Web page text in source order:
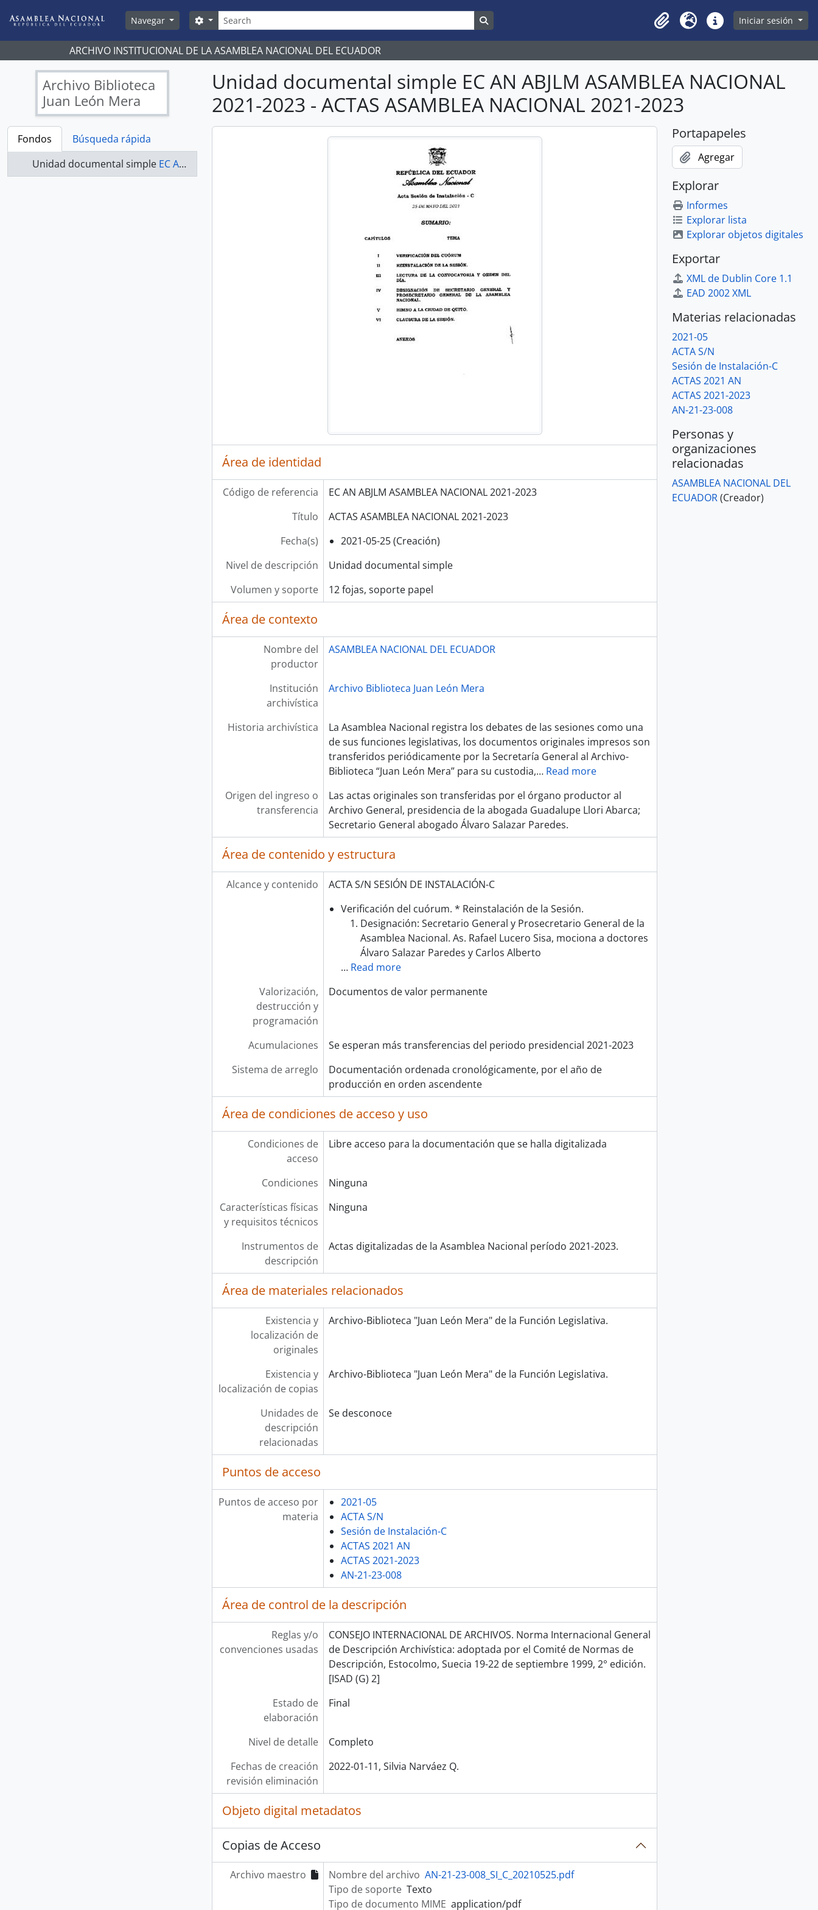
Navegar
Búsqueda
Search options
Clipboard
Idioma Enlaces rápidos
Iniciar sesión
ARCHIVO INSTITUCIONAL DE LA ASAMBLEA NACIONAL DEL ECUADOR
Archivo Biblioteca
Juan León Mera
Fondos
Búsqueda rápida
Unidad documental simple EC AN ABJLM ASAMBLEA NACIONAL 2021-2023 - ACTAS ASAMBLEA NACIONAL 2021-2023
Unidad documental simple EC AN ABJLM ASAMBLEA NACIONAL
2021-2023 - ACTAS ASAMBLEA NACIONAL 2021-2023
Área de identidad
Código de referencia
EC AN ABJLM ASAMBLEA NACIONAL 2021-2023
Título
ACTAS ASAMBLEA NACIONAL 2021-2023
Fecha(s)
2021-05-25 (Creación)
Nivel de descripción
Unidad documental simple
Volumen y soporte
12 fojas, soporte papel
Área de contexto
Nombre del
productor
ASAMBLEA NACIONAL DEL ECUADOR
Institución
archivística
Archivo Biblioteca Juan León Mera
Historia archivística
La Asamblea Nacional registra los debates de las sesiones como una
de sus funciones legislativas, los documentos originales impresos son
transferidos periódicamente por la Secretaría General al Archivo-
Biblioteca “Juan León Mera” para su custodia,… Read more
Origen del ingreso o
transferencia
Las actas originales son transferidas por el órgano productor al
Archivo General, presidencia de la abogada Guadalupe Llori Abarca;
Secretario General abogado Álvaro Salazar Paredes.
Área de contenido y estructura
Alcance y contenido
ACTA S/N SESIÓN DE INSTALACIÓN-C
Verificación del cuórum. * Reinstalación de la Sesión.
Designación: Secretario General y Prosecretario General de la
Asamblea Nacional. As. Rafael Lucero Sisa, mociona a doctores
Álvaro Salazar Paredes y Carlos Alberto
… Read more
Valorización,
destrucción y
programación
Documentos de valor permanente
Acumulaciones
Se esperan más transferencias del periodo presidencial 2021-2023
Sistema de arreglo
Documentación ordenada cronológicamente, por el año de
producción en orden ascendente
Área de condiciones de acceso y uso
Condiciones de
acceso
Libre acceso para la documentación que se halla digitalizada
Condiciones
Ninguna
Características físicas
y requisitos técnicos
Ninguna
Instrumentos de
descripción
Actas digitalizadas de la Asamblea Nacional período 2021-2023.
Área de materiales relacionados
Existencia y
localización de
originales
Archivo-Biblioteca "Juan León Mera" de la Función Legislativa.
Existencia y
localización de copias
Archivo-Biblioteca "Juan León Mera" de la Función Legislativa.
Unidades de
descripción
relacionadas
Se desconoce
Puntos de acceso
Puntos de acceso por
materia
2021-05
ACTA S/N
Sesión de Instalación-C
ACTAS 2021 AN
ACTAS 2021-2023
AN-21-23-008
Área de control de la descripción
Reglas y/o
convenciones usadas
CONSEJO INTERNACIONAL DE ARCHIVOS. Norma Internacional General
de Descripción Archivística: adoptada por el Comité de Normas de
Descripción, Estocolmo, Suecia 19-22 de septiembre 1999, 2° edición.
[ISAD (G) 2]
Estado de
elaboración
Final
Nivel de detalle
Completo
Fechas de creación
revisión eliminación
2022-01-11, Silvia Narváez Q.
Objeto digital metadatos
Copias de Acceso
Archivo maestro Nombre del archivo AN-21-23-008_SI_C_20210525.pdf
Tipo de soporte Texto
Tipo de documento MIME application/pdf
Portapapeles
Agregar
Explorar
Informes
Explorar lista
Explorar objetos digitales
Exportar
XML de Dublin Core 1.1
EAD 2002 XML
Materias relacionadas
2021-05
ACTA S/N
Sesión de Instalación-C
ACTAS 2021 AN
ACTAS 2021-2023
AN-21-23-008
Personas y
organizaciones
relacionadas
ASAMBLEA NACIONAL DEL
ECUADOR(Creador)